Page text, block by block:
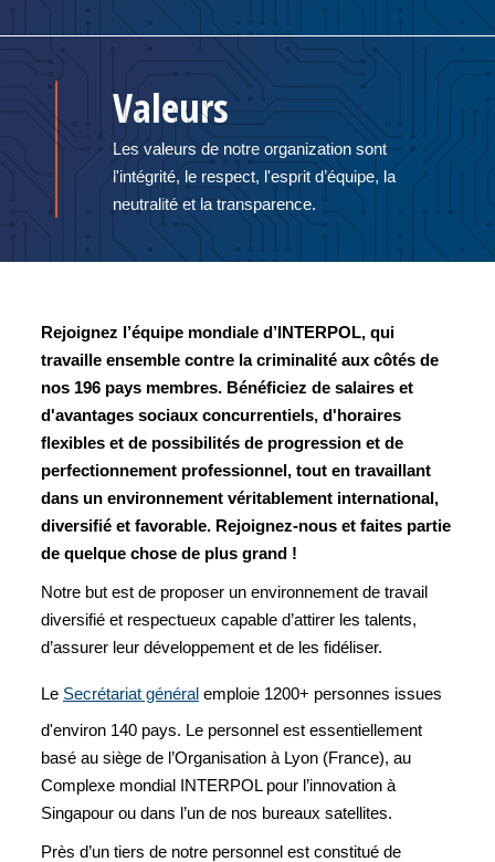
Valeurs
Les valeurs de notre organization sont
l'intégrité, le respect, l'esprit d’équipe, la
neutralité et la transparence.
Rejoignez l’équipe mondiale d’INTERPOL, qui
travaille ensemble contre la criminalité aux côtés de
nos 196 pays membres. Bénéficiez de salaires et
d'avantages sociaux concurrentiels, d'horaires
flexibles et de possibilités de progression et de
perfectionnement professionnel, tout en travaillant
dans un environnement véritablement international,
diversifié et favorable. Rejoignez-nous et faites partie
de quelque chose de plus grand !
Notre but est de proposer un environnement de travail
diversifié et respectueux capable d’attirer les talents,
d’assurer leur développement et de les fidéliser.
Le Secrétariat général emploie 1200+ personnes issues
d'environ 140 pays. Le personnel est essentiellement
basé au siège de l’Organisation à Lyon (France), au
Complexe mondial INTERPOL pour l’innovation à
Singapour ou dans l’un de nos bureaux satellites.
Près d’un tiers de notre personnel est constitué de